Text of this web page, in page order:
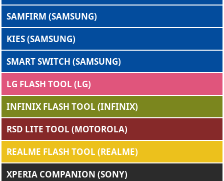
SAMFIRM (SAMSUNG)
KIES (SAMSUNG)
SMART SWITCH (SAMSUNG)
LG FLASH TOOL (LG)
INFINIX FLASH TOOL (INFINIX)
RSD LITE TOOL (MOTOROLA)
REALME FLASH TOOL (REALME)
XPERIA COMPANION (SONY)